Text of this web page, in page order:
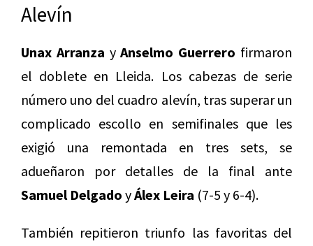
Alevín
Unax Arranza yAnselmo Guerrero firmaron
el doblete en Lleida. Los cabezas de serie
número uno del cuadro alevín, tras superar un
complicado escollo en semifinales que les
exigió una remontada en tres sets, se
adueñaron por detalles de la final ante
Samuel Delgado yÁlex Leira (7-5 y 6-4).
También repitieron triunfo las favoritas del